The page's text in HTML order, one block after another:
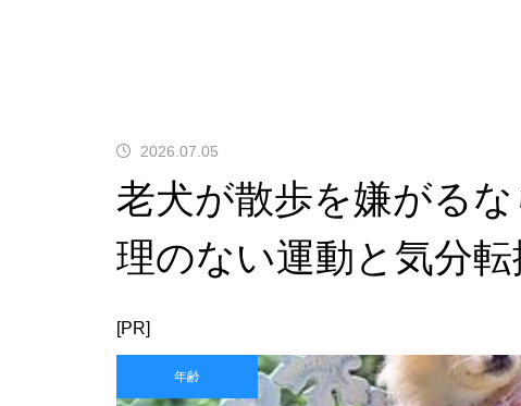
2026.07.05
老犬が散歩を嫌がる
理のない運動と気分
[PR]
年齢